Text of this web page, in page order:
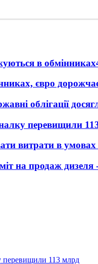
в обмінниках
євро
облігації
перевищили
витрати в умовах
на продаж